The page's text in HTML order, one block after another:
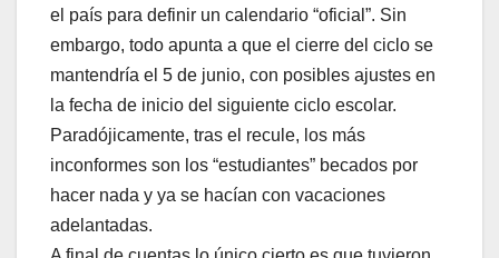
el país para definir un calendario “oficial”. Sin
embargo, todo apunta a que el cierre del ciclo se
mantendría el 5 de junio, con posibles ajustes en
la fecha de inicio del siguiente ciclo escolar.
Paradójicamente, tras el recule, los más
inconformes son los “estudiantes” becados por
hacer nada y ya se hacían con vacaciones
adelantadas.